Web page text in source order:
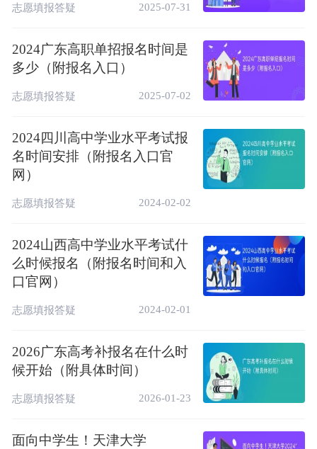
项计划招生”（或直接输入网址
志愿填报答疑 2025-07-31
2024广东高职单招报名时间是
多少（附报名入口）
志愿填报答疑 2025-07-02
2024四川高中学业水平考试报
名时间安排（附报名入口官
网）
志愿填报答疑 2024-02-02
2024山西高中学业水平考试什
么时候报名（附报名时间和入
口官网）
志愿填报答疑 2024-02-01
2026广东高考补报名在什么时
候开始（附具体时间）
志愿填报答疑 2026-01-23
面向中学生！天津大学